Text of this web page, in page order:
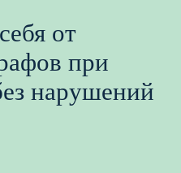
от
при
нарушений